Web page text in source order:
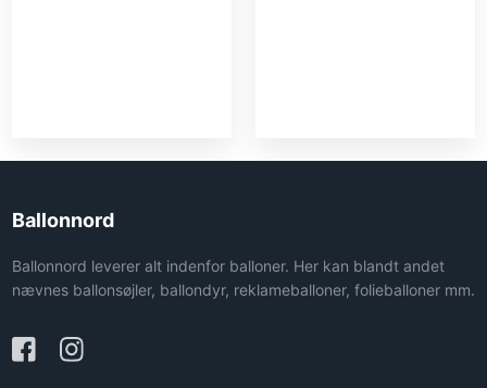
Ballonnord
Ballonnord leverer alt indenfor balloner. Her kan blandt andet
nævnes ballonsøjler, ballondyr, reklameballoner, folieballoner mm.